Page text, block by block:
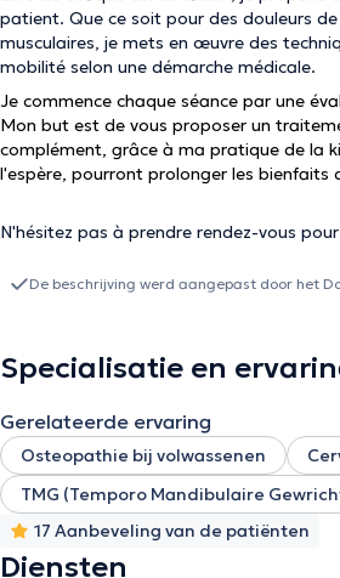
patient. Que ce soit pour des douleurs
musculaires, je mets en œuvre des
mobilité selon une démarche médicale.
Je commence chaque séance par une
Mon but est de vous proposer un
complément, grâce à ma pratique de la
l'espère, pourront prolonger les bienfaits
N'hésitez pas à prendre rendez-vous
De beschrijving werd aangepast door het
Specialisatie en
Gerelateerde ervaring
Osteopathie bij volwassenen
TMG (Temporo Mandibulaire
17 Aanbeveling van de patiënten
Diensten